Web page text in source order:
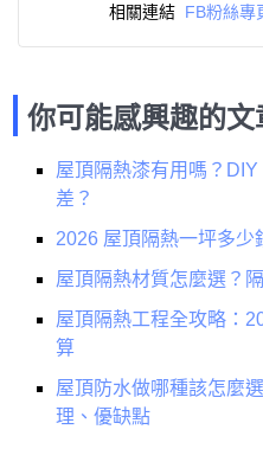
相關連結 FB粉絲專
你可能感興趣的文
屋頂隔熱漆有用嗎？
差？
2026 屋頂隔熱一坪多少
屋頂隔熱材質怎麼選？
屋頂隔熱工程全攻略：
算
屋頂防水做哪種該怎麼
理、優缺點